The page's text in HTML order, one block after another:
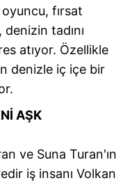
çerezler bilgi
daha işlevsel
sizlere yönelik
amaçlarıyla
kullanılacaktır.
yer alan panel
Çerez Bilgilendirme
oyuncu, fırsat
tadını
atıyor. Özellikle
denizle iç içe bir
AŞK
ve Suna Turan'ın
iş insanı Volkan